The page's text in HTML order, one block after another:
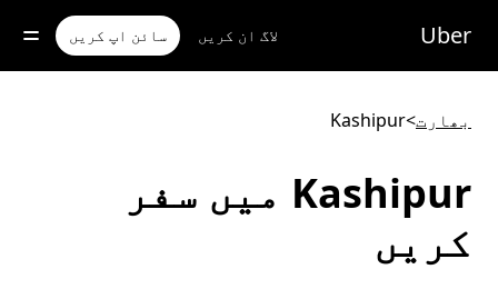
مواد
جائیں
Uber لاگ ان کریں سائن اپ کریں
بھارت>
Kashipur
Kashipur میں سفر
کریں